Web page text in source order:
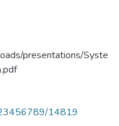
presentations/Syste
14819